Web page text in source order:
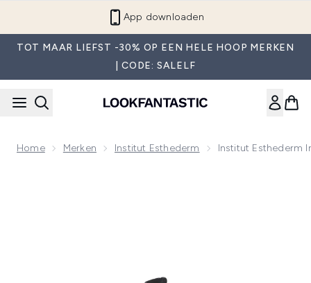
App downloaden
TOT MAAR LIEFST -30% OP EEN HELE HOOP MERKEN
| CODE: SALELF
Home Merken Institut Esthederm Institut Esthederm